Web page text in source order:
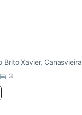
Brito Xavier,
3